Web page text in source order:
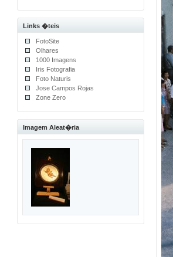
Links �teis
FotoSite
Olhares
1000 Imagens
Iris Fotografia
Foto Naturis
Jose Campos Rojas
Zone Zero
Imagem Aleat�ria